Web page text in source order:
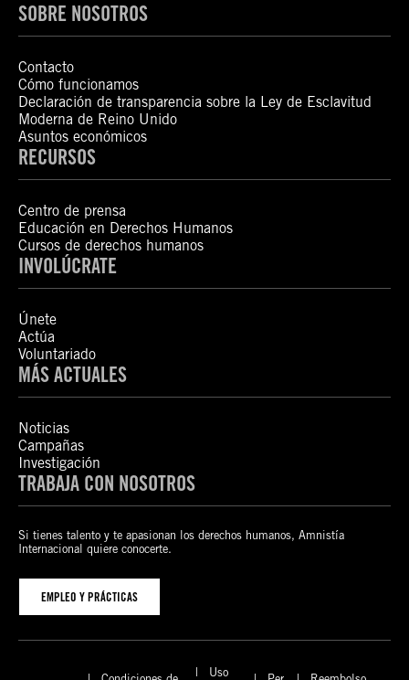
SOBRE NOSOTROS
Contacto
Cómo funcionamos
Declaración de transparencia sobre la Ley de Esclavitud
Moderna de Reino Unido
Asuntos económicos
RECURSOS
Centro de prensa
Educación en Derechos Humanos
Cursos de derechos humanos
INVOLÚCRATE
Únete
Actúa
Voluntariado
MÁS ACTUALES
Noticias
Campañas
Investigación
TRABAJA CON NOSOTROS
Si tienes talento y te apasionan los derechos humanos, Amnistía
Internacional quiere conocerte.
EMPLEO Y PRÁCTICAS
Uso